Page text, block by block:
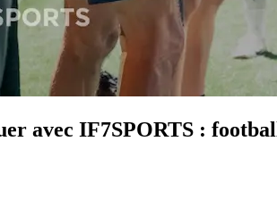
avec IF7SPORTS :